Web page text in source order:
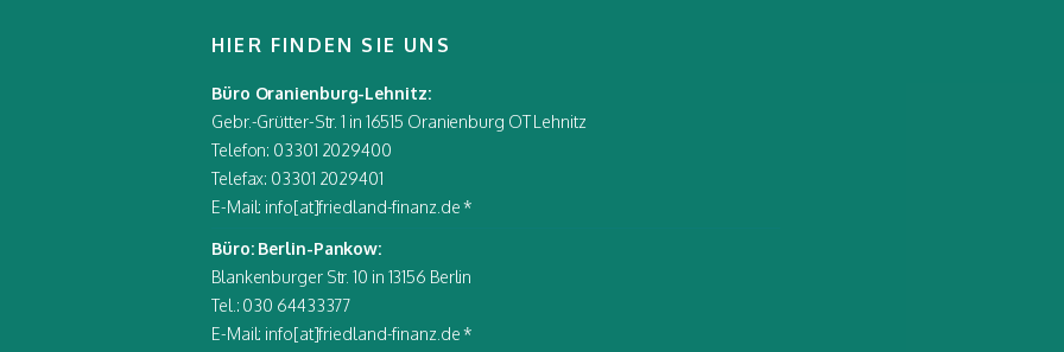
HIER FINDEN SIE UNS
Büro Oranienburg-Lehnitz:
Gebr.-Grütter-Str. 1 in 16515 Oranienburg OT Lehnitz
Telefon: 03301 2029400
Telefax: 03301 2029401
E-Mail: info[at]friedland-finanz.de *
Büro: Berlin-Pankow:
Blankenburger Str. 10 in 13156 Berlin
Tel.: 030 64433377
E-Mail: info[at]friedland-finanz.de *